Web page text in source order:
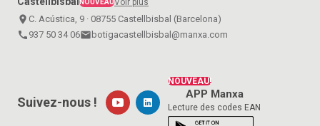
NOUVEAU
place C. Acústica, 9 · 08755 Castellbisbal (Barcelona)
call 937 50 34 06email botigacastellbisbal@manxa.com
NOUVEAU!
APP Manxa
Lecture des codes EAN
Suivez-nous !